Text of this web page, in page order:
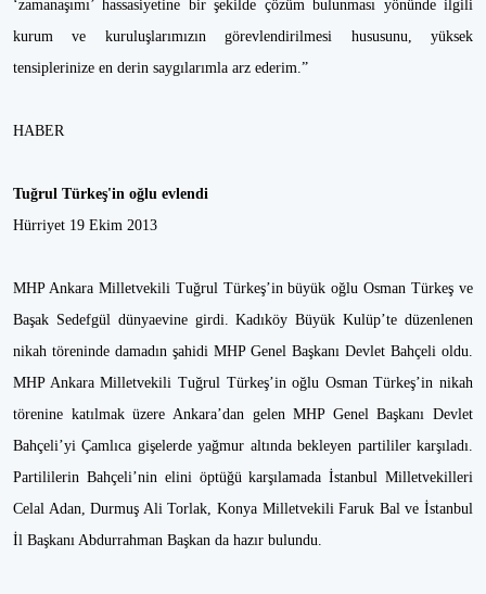
‘zamanaşımı’ hassasiyetine bir şekilde çözüm bulunması yönünde ilgili
kurum ve kuruluşlarımızın görevlendirilmesi hususunu, yüksek
tensiplerinize en derin saygılarımla arz ederim.”
HABER
Tuğrul Türkeş'in oğlu evlendi
Hürriyet 19 Ekim 2013
MHP Ankara Milletvekili Tuğrul Türkeş’in büyük oğlu Osman Türkeş ve
Başak Sedefgül dünyaevine girdi. Kadıköy Büyük Kulüp’te düzenlenen
nikah töreninde damadın şahidi MHP Genel Başkanı Devlet Bahçeli oldu.
MHP Ankara Milletvekili Tuğrul Türkeş’in oğlu Osman Türkeş’in nikah
törenine katılmak üzere Ankara’dan gelen MHP Genel Başkanı Devlet
Bahçeli’yi Çamlıca gişelerde yağmur altında bekleyen partililer karşıladı.
Partililerin Bahçeli’nin elini öptüğü karşılamada İstanbul Milletvekilleri
Celal Adan, Durmuş Ali Torlak, Konya Milletvekili Faruk Bal ve İstanbul
İl Başkanı Abdurrahman Başkan da hazır bulundu.